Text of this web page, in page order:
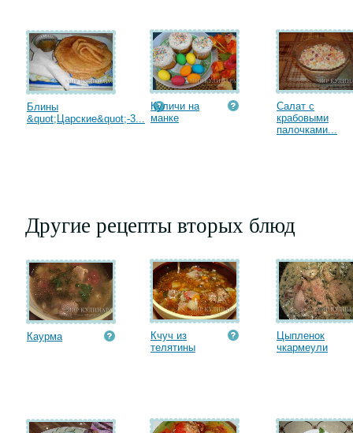
Блины
&quot;Царские&quot;-3...
Куличи на
манке
Салат с
крабовыми
палочками...
Другие рецепты вторых блюд
Каурма
Кчуч из
телятины
Цыпленок
чкармеули